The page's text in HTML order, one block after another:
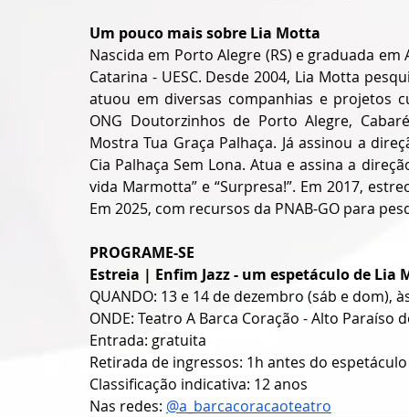
Um pouco mais sobre Lia Motta
Nascida em Porto Alegre (RS) e graduada
Catarina - UESC. Desde 2004, Lia Motta
atuou em diversas companhias e projetos
ONG Doutorzinhos de Porto Alegre,
Mostra Tua Graça Palhaça. Já assinou a
Cia Palhaça Sem Lona. Atua e assina a
vida Marmotta” e “Surpresa!”. Em 2017,
Em 2025, com recursos da PNAB-GO para
PROGRAME-SE
Estreia | Enfim Jazz - um espetáculo de Lia
QUANDO: 13 e 14 de dezembro (sáb e dom),
ONDE: Teatro A Barca Coração - Alto Paraíso
Entrada: gratuita
Retirada de ingressos: 1h antes do
Classificação indicativa: 12 anos
Nas redes: @a_barcacoracaoteatro